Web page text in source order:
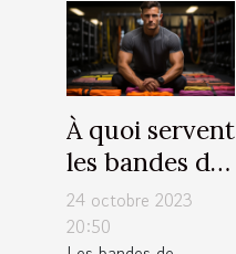
À quoi servent
les bandes de
résistance ?
24 octobre 2023
20:50